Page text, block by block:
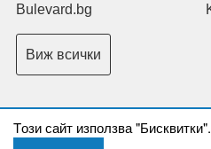
Tози сайт използва "Бисквитки".
Bulevard.bg
Виж всички